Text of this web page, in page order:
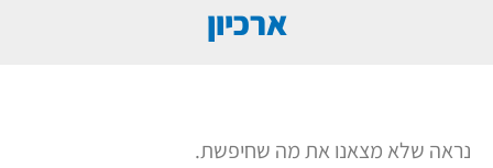
ארכיון
נראה שלא מצאנו את מה שחיפשת.